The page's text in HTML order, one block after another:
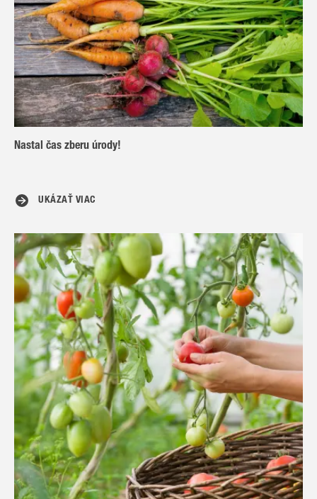
Nastal čas zberu úrody!
UKÁZAŤ VIAC